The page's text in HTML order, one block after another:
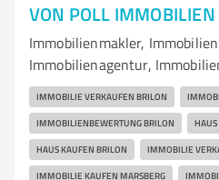
VON POLL
Immobilienmakler,
Immobilienagentur,
IMMOBILIE VERKAUFEN BRILON
IMMOBILIENBEWERTUNG BRILON
HAUS KAUFEN BRILON IMMOBILIE
IMMOBILIE KAUFEN MARSBERG